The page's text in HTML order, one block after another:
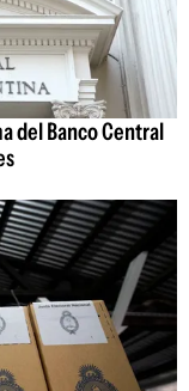
del Banco Central